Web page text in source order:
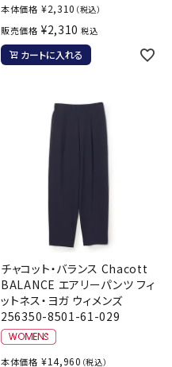
本体価格 ¥2,310 （税込）
販売価格 ¥2,310 税込
カートに入れる
チャコット・バランス Chacott
BALANCE エアリーパンツ フィ
ットネス・ヨガ ウィメンズ
256350-8501-61-029
本体価格 ¥14,960 （税込）